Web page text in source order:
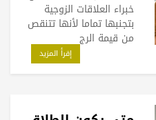
خبراء العلاقات الزوجية
بتجنبها تماما لأنها تتنقص
من قيمة الرج
إقرأ المزيد